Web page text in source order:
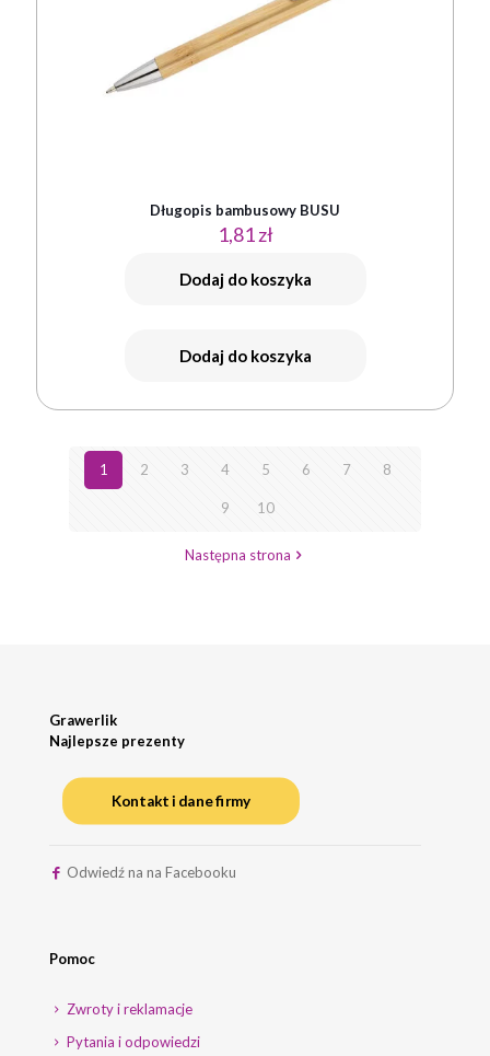
Długopis bambusowy BUSU
1,81zł
Dodaj do koszyka
Dodaj do koszyka
1 2 3 4 5 6 7 8
9 10
Następna strona
Grawerlik
Najlepsze prezenty
Kontakt i dane firmy
Odwiedź na na Facebooku
Pomoc
Zwroty i reklamacje
Pytania i odpowiedzi